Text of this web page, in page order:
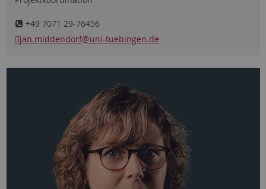
+49 7071 29-76456
jan.middendorf@uni-tuebingen.de